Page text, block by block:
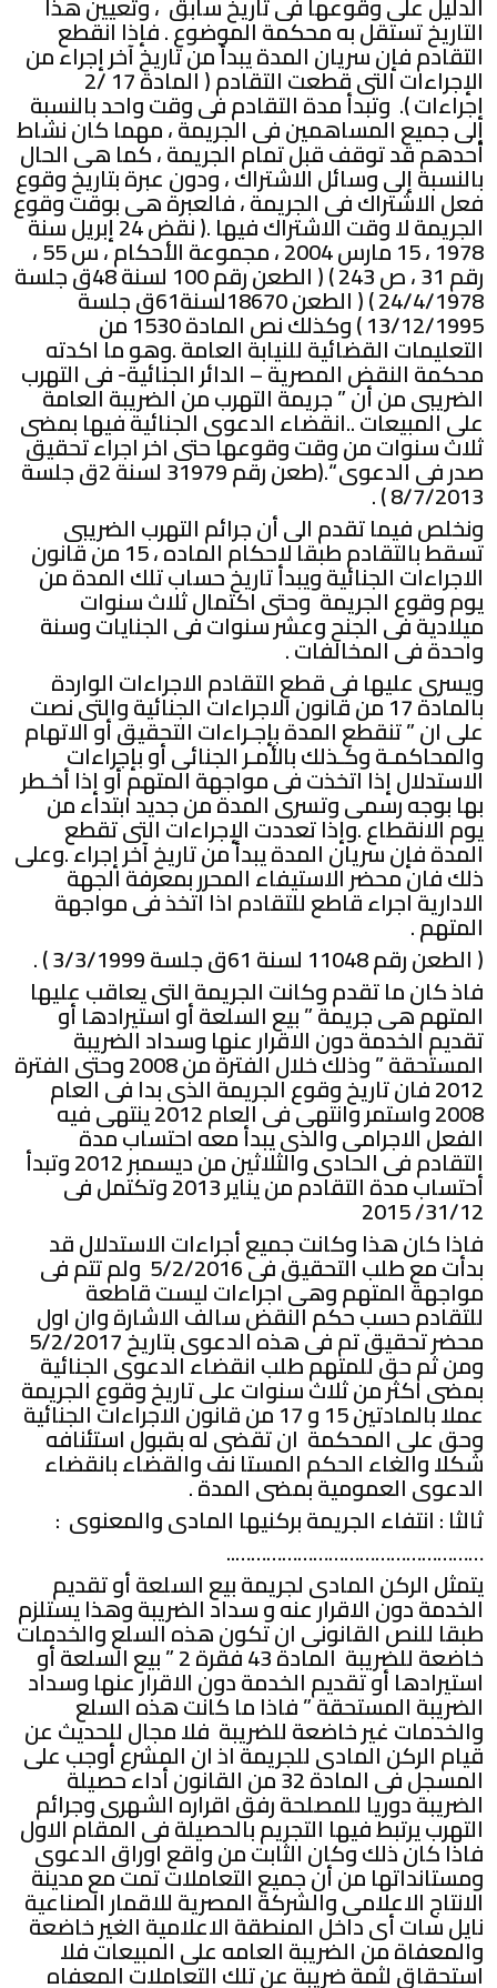
التاريخ تستقل به محكمة الموضوع . فإذا انقطع
التقادم فإن سريان المدة يبدأ من تاريخ آخر إجراء من
الإجراءات التى قطعت التقادم ( المادة 17 /2
إجراءات ). وتبدأ مدة التقادم فى وقت واحد بالنسبة
إلى جميع المساهمين فى الجريمة ، مهما كان نشاط
أحدهم قد توقف قبل تمام الجريمة ، كما هى الحال
بالنسبة إلى وسائل الاشتراك ، ودون عبرة بتاريخ وقوع
فعل الاشتراك فى الجريمة ، فالعبرة هى بوقت وقوع
الجريمة لا وقت الاشتراك فيها .( نقض 24 إبريل سنة
1978 ، 15 مارس 2004 ، مجموعة الأحكام ، س 55 ،
رقم 31 ، ص 243 ) ( الطعن رقم 100 لسنة 48ق جلسة
24/4/1978 ) ( الطعن 18670لسنة61ق جلسة
13/12/1995 ) وكذلك نص المادة 1530 من
التعليمات القضائية للنيابة العامة .وهو ما اكدته
محكمة النقض المصرية – الدائر الجنائية- فى التهرب
الضريبى من أن ” جريمة التهرب من الضريبة العامة
على المبيعات ..انقضاء الدعوى الجنائية فيها بمضى
ثلاث سنوات من وقت وقوعها حتى اخر اجراء تحقيق
صدر فى الدعوى “.(طعن رقم 31979 لسنة 2ق جلسة
8/7/2013 ) .
ونخلص فيما تقدم الى أن جرائم التهرب الضريبى
تسقط بالتقادم طبقا لاحكام الماده ، 15 من قانون
الاجراءات الجنائية ويبدأ تاريخ حساب تلك المدة من
يوم وقوع الجريمة وحتى اكتمال ثلاث سنوات
ميلادية فى الجنح وعشر سنوات فى الجنايات وسنة
واحدة فى المخالفات .
ويسرى عليها فى قطع التقادم الاجراءات الواردة
بالمادة 17 من قانون الاجراءات الجنائية والتى نصت
على ان ” تنقطع المدة بإجـراءات التحقيق أو الاتهام
والمحاكمـة وكـذلك بالأمـر الجنائى أو بإجراءات
الاستدلال إذا اتخذت فى مواجهة المتهم أو إذا أخـطر
بها بوجه رسمى وتسرى المدة من جديد ابتداء من
يوم الانقطاع .وإذا تعددت الإجراءات التى تقطع
المدة فإن سريان المدة يبدأ من تاريخ آخر إجراء .وعلى
ذلك فان محضر الاستيفاء المحرر بمعرفة الجهة
الادارية اجراء قاطع للتقادم اذا اتخذ فى مواجهة
المتهم .
( الطعن رقم 11048 لسنة 61ق جلسة 3/3/1999 ) .
فاذ كان ما تقدم وكانت الجريمة التى يعاقب عليها
المتهم هى جريمة ” بيع السلعة أو استيرادها أو
تقديم الخدمة دون الاقرار عنها وسداد الضريبة
المستحقة ” وذلك خلال الفترة من 2008 وحتى الفترة
2012 فان تاريخ وقوع الجريمة الذى بدا فى العام
2008 واستمر وانتهى فى العام 2012 ينتهى فيه
الفعل الاجرامى والذى يبدأ معه احتساب مدة
التقادم فى الحادى والثلاثين من ديسمبر 2012 وتبدأ
أحتساب مدة التقادم من يناير 2013 وتكتمل فى
31/12/ 2015
فاذا كان هذا وكانت جميع أجراءات الاستدلال قد
بدأت مع طلب التحقيق فى 5/2/2016 ولم تتم فى
مواجهة المتهم وهى اجراءات ليست قاطعة
للتقادم حسب حكم النقض سالف الاشارة وان اول
محضر تحقيق تم فى هذه الدعوى بتاريخ 5/2/2017
ومن ثم حق للمتهم طلب انقضاء الدعوى الجنائية
بمضى اكثر من ثلاث سنوات على تاريخ وقوع الجريمة
عملا بالمادتين 15 و 17 من قانون الاجراءات الجنائية
وحق على المحكمة ان تقضى له بقبول استئنافه
شكلا والغاء الحكم المستا نف والقضاء بانقضاء
الدعوى العمومية بمضى المدة .
ثالثا : انتفاء الجريمة بركنيها المادى والمعنوى :
…………………………………………..
يتمثل الركن المادى لجريمة بيع السلعة أو تقديم
الخدمة دون الاقرار عنه و سداد الضريبة وهذا يستلزم
طبقا للنص القانونى ان تكون هذه السلع والخدمات
خاضعة للضريبة المادة 43 فقرة 2 ” بيع السلعة أو
استيرادها أو تقديم الخدمة دون الاقرار عنها وسداد
الضريبة المستحقة ” فاذا ما كانت هذه السلع
والخدمات غير خاضعة للضريبة فلا مجال للحديث عن
قيام الركن المادى للجريمة اذ ان المشرع أوجب على
المسجل فى المادة 32 من القانون أداء حصيلة
الضريبة دوريا للمصلحة رفق اقراره الشهرى وجرائم
التهرب يرتبط فيها التجريم بالحصيلة فى المقام الاول
فاذا كان ذلك وكان الثابت من واقع اوراق الدعوى
ومستانداتها من أن جميع التعاملات تمت مع مدينة
الانتاج الاعلامى والشركة المصرية للاقمار الصناعية
نايل سات أى داخل المنطقة الاعلامية الغير خاضعة
والمعفاة من الضريبة العامه على المبيعات فلا
استحقاق لثمة ضريبة عن تلك التعاملات المعفاه